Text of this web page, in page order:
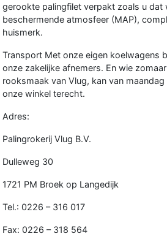
gerookte palingfilet verpakt zoals u dat
beschermende atmosfeer (MAP),
huismerk.
Transport Met onze eigen koelwagens
onze zakelijke afnemers. En wie
rooksmaak van Vlug, kan van
onze winkel terecht.
Adres:
Palingrokerij Vlug B.V.
Dulleweg 30
1721 PM Broek op Langedijk
Tel.: 0226 – 316 017
Fax: 0226 – 318 564